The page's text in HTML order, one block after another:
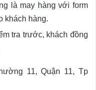
là may hàng với form
khách hàng.
tra trước, khách đồng
11, Quận 11, Tp